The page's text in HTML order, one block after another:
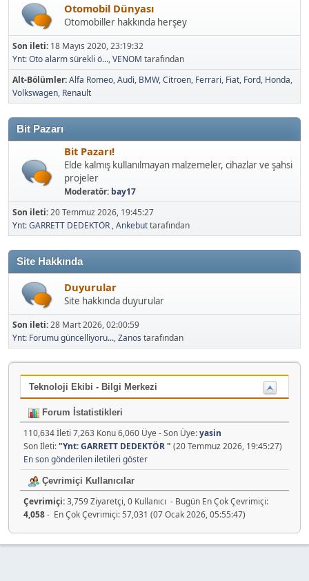
Otomobil Dünyası
Otomobiller hakkında herşey
Son ileti: 18 Mayıs 2020, 23:19:32
Ynt: Oto alarm sürekli ö...,VENOM tarafından
Alt-Bölümler Alfa Romeo Audi BMW Citroen Ferrari Fiat Ford Honda
Volkswagen Renault
Bit Pazarı
Bit Pazarı!
Elde kalmış kullanılmayan malzemeler, cihazlar ve şahsi
projeler
Moderatör: bay17
Son ileti:20 Temmuz 2026, 19:45:27
Ynt: GARRETT DEDEKTÖR ,Ankebuttarafından
Site Hakkında
Duyurular
Site hakkında duyurular
Son ileti:28 Mart 2026, 02:00:59
Ynt: Forumu güncelliyoru...,Zanos tarafından
Teknoloji Ekibi - Bilgi Merkezi
Forum İstatistikleri
110,634 İleti 7,263 Konu 6,060 Üye - Son Üye:yasin
Son İleti:"Ynt: GARRETT DEDEKTÖR" (20 Temmuz 2026, 19:45:27)
En son gönderilen iletileri göster
Çevrimiçi Kullanıcılar
Çevrimiçi:3,759 Ziyaretçi, 0 Kullanıcı - Bugün En Çok Çevrimiçi:
4,058- En Çok Çevrimiçi: 57,031 (07 Ocak 2026, 05:55:47)